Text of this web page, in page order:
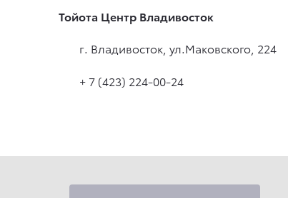
Тойота Центр Владивосток
г. Владивосток, ул.Маковского, 224
+ 7 (423) 224-00-24